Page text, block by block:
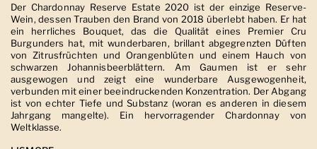
Der Chardonnay Reserve Estate 2020 ist der einzige Reserve-
Wein, dessen Trauben den Brand von 2018 überlebt haben. Er hat
ein herrliches Bouquet, das die Qualität eines Premier Cru
Burgunders hat, mit wunderbaren, brillant abgegrenzten Düften
von Zitrusfrüchten und Orangenblüten und einem Hauch von
schwarzen Johannisbeerblättern. Am Gaumen ist er sehr
ausgewogen und zeigt eine wunderbare Ausgewogenheit,
verbunden mit einer beeindruckenden Konzentration. Der Abgang
ist von echter Tiefe und Substanz (woran es anderen in diesem
Jahrgang mangelte). Ein hervorragender Chardonnay von
Weltklasse.